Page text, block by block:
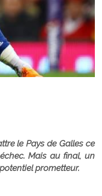
le Pays de Galles ce
Mais au final, un
prometteur.